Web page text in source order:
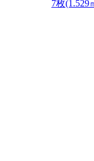
7枚(1.529